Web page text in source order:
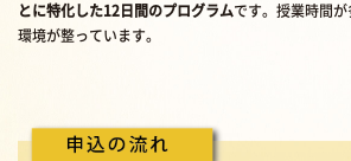
とに特化した12日間のプログラムです。授業時間
環境が整っています。